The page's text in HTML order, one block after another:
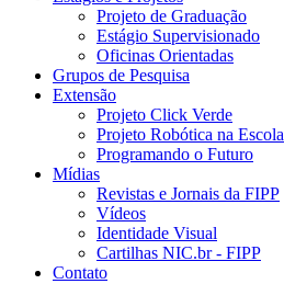
Projeto de Graduação
Estágio Supervisionado
Oficinas Orientadas
Grupos de Pesquisa
Extensão
Projeto Click Verde
Projeto Robótica na Escola
Programando o Futuro
Mídias
Revistas e Jornais da FIPP
Vídeos
Identidade Visual
Cartilhas NIC.br - FIPP
Contato